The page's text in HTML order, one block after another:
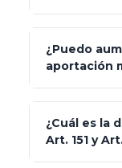
¿Puedo
aportación
¿Cuál es la
Art. 151 y